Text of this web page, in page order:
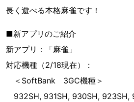
長く遊べる本格麻雀です！
■新アプリのご紹介
新アプリ：「麻雀」
対応機種（2/18現在）：
＜SoftBank 3GC機種＞
932SH, 931SH, 930SH, 923SH,